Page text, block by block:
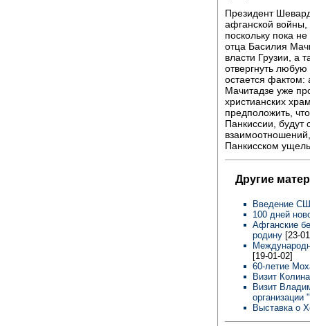
Президент
афганской
поскольку пока
отца Басилия
власти Грузии, а
отвергнуть
остается фактом:
Мачитадзе уже
христианских
предположить,
Панкиссии, будут
Панкисском
Другие
Введение
100 дней
Афганские
родину [23-
[19-01-02]
60-летие
Визит
Визит
Выставка о